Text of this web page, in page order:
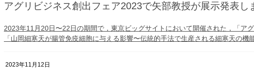
アグリビジネス創出フェア2023で矢部教授が展示発表し
2023年11月20日〜22日の期間で，東京ビッグサイトにおいて開催された，「ア
「山岡細寒天が腸管免疫細胞に与える影響〜伝統的手法で生産される細寒天の
2023年11月12日